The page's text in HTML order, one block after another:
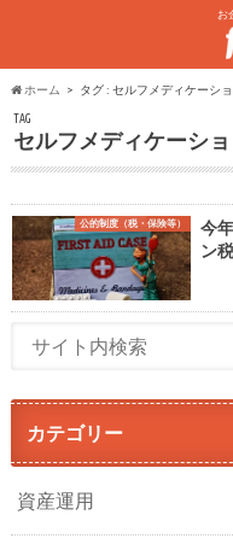
お
ホーム タグ : セルフメディケーシ
TAG
セルフメディケーショ
公的制度（税・保険等）
今
ン
カテゴリー
資産運用